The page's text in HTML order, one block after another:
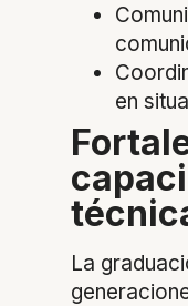
en
La